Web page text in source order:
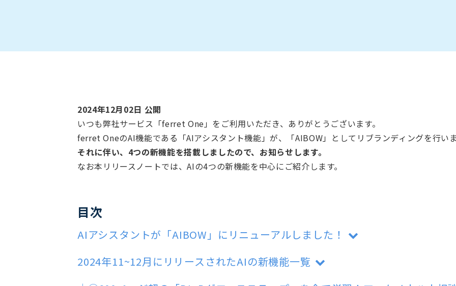
2024年12月02日 公開
いつも弊社サービス「ferret One」をご利用いただき、ありがとうございます。
ferret OneのAI機能である「AIアシスタント機能」が、「AIBOW」としてリブランディングを行い
それに伴い、4つの新機能を搭載しましたので、お知らせします。
なお本リリースノートでは、AIの4つの新機能を中心にご紹介します。
目次
AIアシスタントが「AIBOW」にリニューアルしました！
2024年11~12月にリリースされたAIの新機能一覧